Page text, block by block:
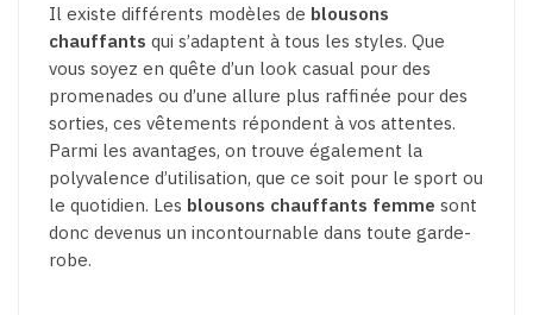
Il existe différents modèles de blousons
chauffants qui s’adaptent à tous les styles. Que
vous soyez en quête d’un look casual pour des
promenades ou d’une allure plus raffinée pour des
sorties, ces vêtements répondent à vos attentes.
Parmi les avantages, on trouve également la
polyvalence d’utilisation, que ce soit pour le sport ou
le quotidien. Les blousons chauffants femme sont
donc devenus un incontournable dans toute garde-
robe.